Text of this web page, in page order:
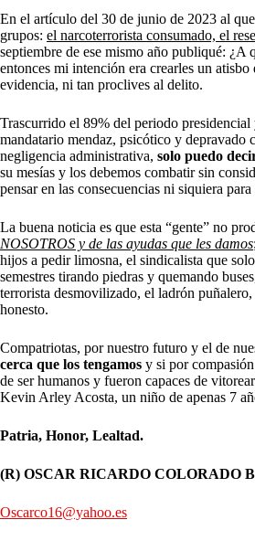
En el artículo del 30 de junio de 2023 al
grupos: el narcoterrorista consumado, el
septiembre de ese mismo año publiqué: ¿A
entonces mi intención era crearles un
evidencia, ni tan proclives al delito.
Trascurrido el 89% del periodo
mandatario mendaz, psicótico y
negligencia administrativa, solo puedo
su mesías y los debemos combatir sin
pensar en las consecuencias ni siquiera
La buena noticia es que esta “gente” no
NOSOTROS y de las ayudas que les damos
hijos a pedir limosna, el sindicalista que
semestres tirando piedras y quemando
terrorista desmovilizado, el ladrón
honesto.
Compatriotas, por nuestro futuro y el de
cerca que los tengamos y si por
de ser humanos y fueron capaces de
Kevin Arley Acosta, un niño de apenas 7
Patria, Honor, Lealtad.
(R) OSCAR RICARDO COLORADO
Oscarco16@yahoo.es